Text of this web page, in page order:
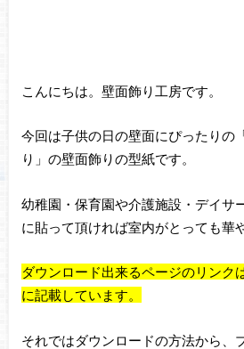
こんにちは。壁面飾り工房です。
今回は子供の日の壁面にぴったりの
り」の壁面飾りの型紙です。
幼稚園・保育園や介護施設・デイサ
に貼って頂ければ室内がとっても華
ダウンロード出来るページのリンク
に記載しています。
それではダウンロードの方法から、